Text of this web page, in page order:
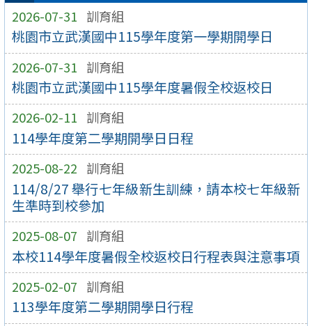
2026-07-31 訓育組
桃園市立武漢國中115學年度第一學期開學日
2026-07-31 訓育組
桃園市立武漢國中115學年度暑假全校返校日
2026-02-11 訓育組
114學年度第二學期開學日日程
2025-08-22 訓育組
114/8/27 舉行七年級新生訓練，請本校七年級新
生準時到校參加
2025-08-07 訓育組
本校114學年度暑假全校返校日行程表與注意事項
2025-02-07 訓育組
113學年度第二學期開學日行程